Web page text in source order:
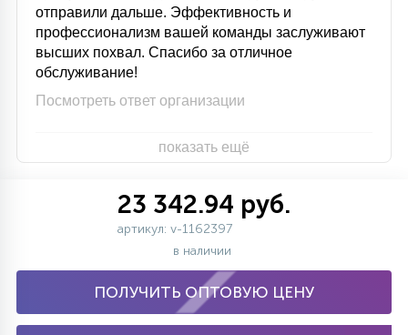
отправили дальше. Эффективность и
профессионализм вашей команды заслуживают
высших похвал. Спасибо за отличное
обслуживание!
Посмотреть ответ организации
показать ещё
23 342.94 руб.
артикул: v-1162397
в наличии
ПОЛУЧИТЬ ОПТОВУЮ ЦЕНУ